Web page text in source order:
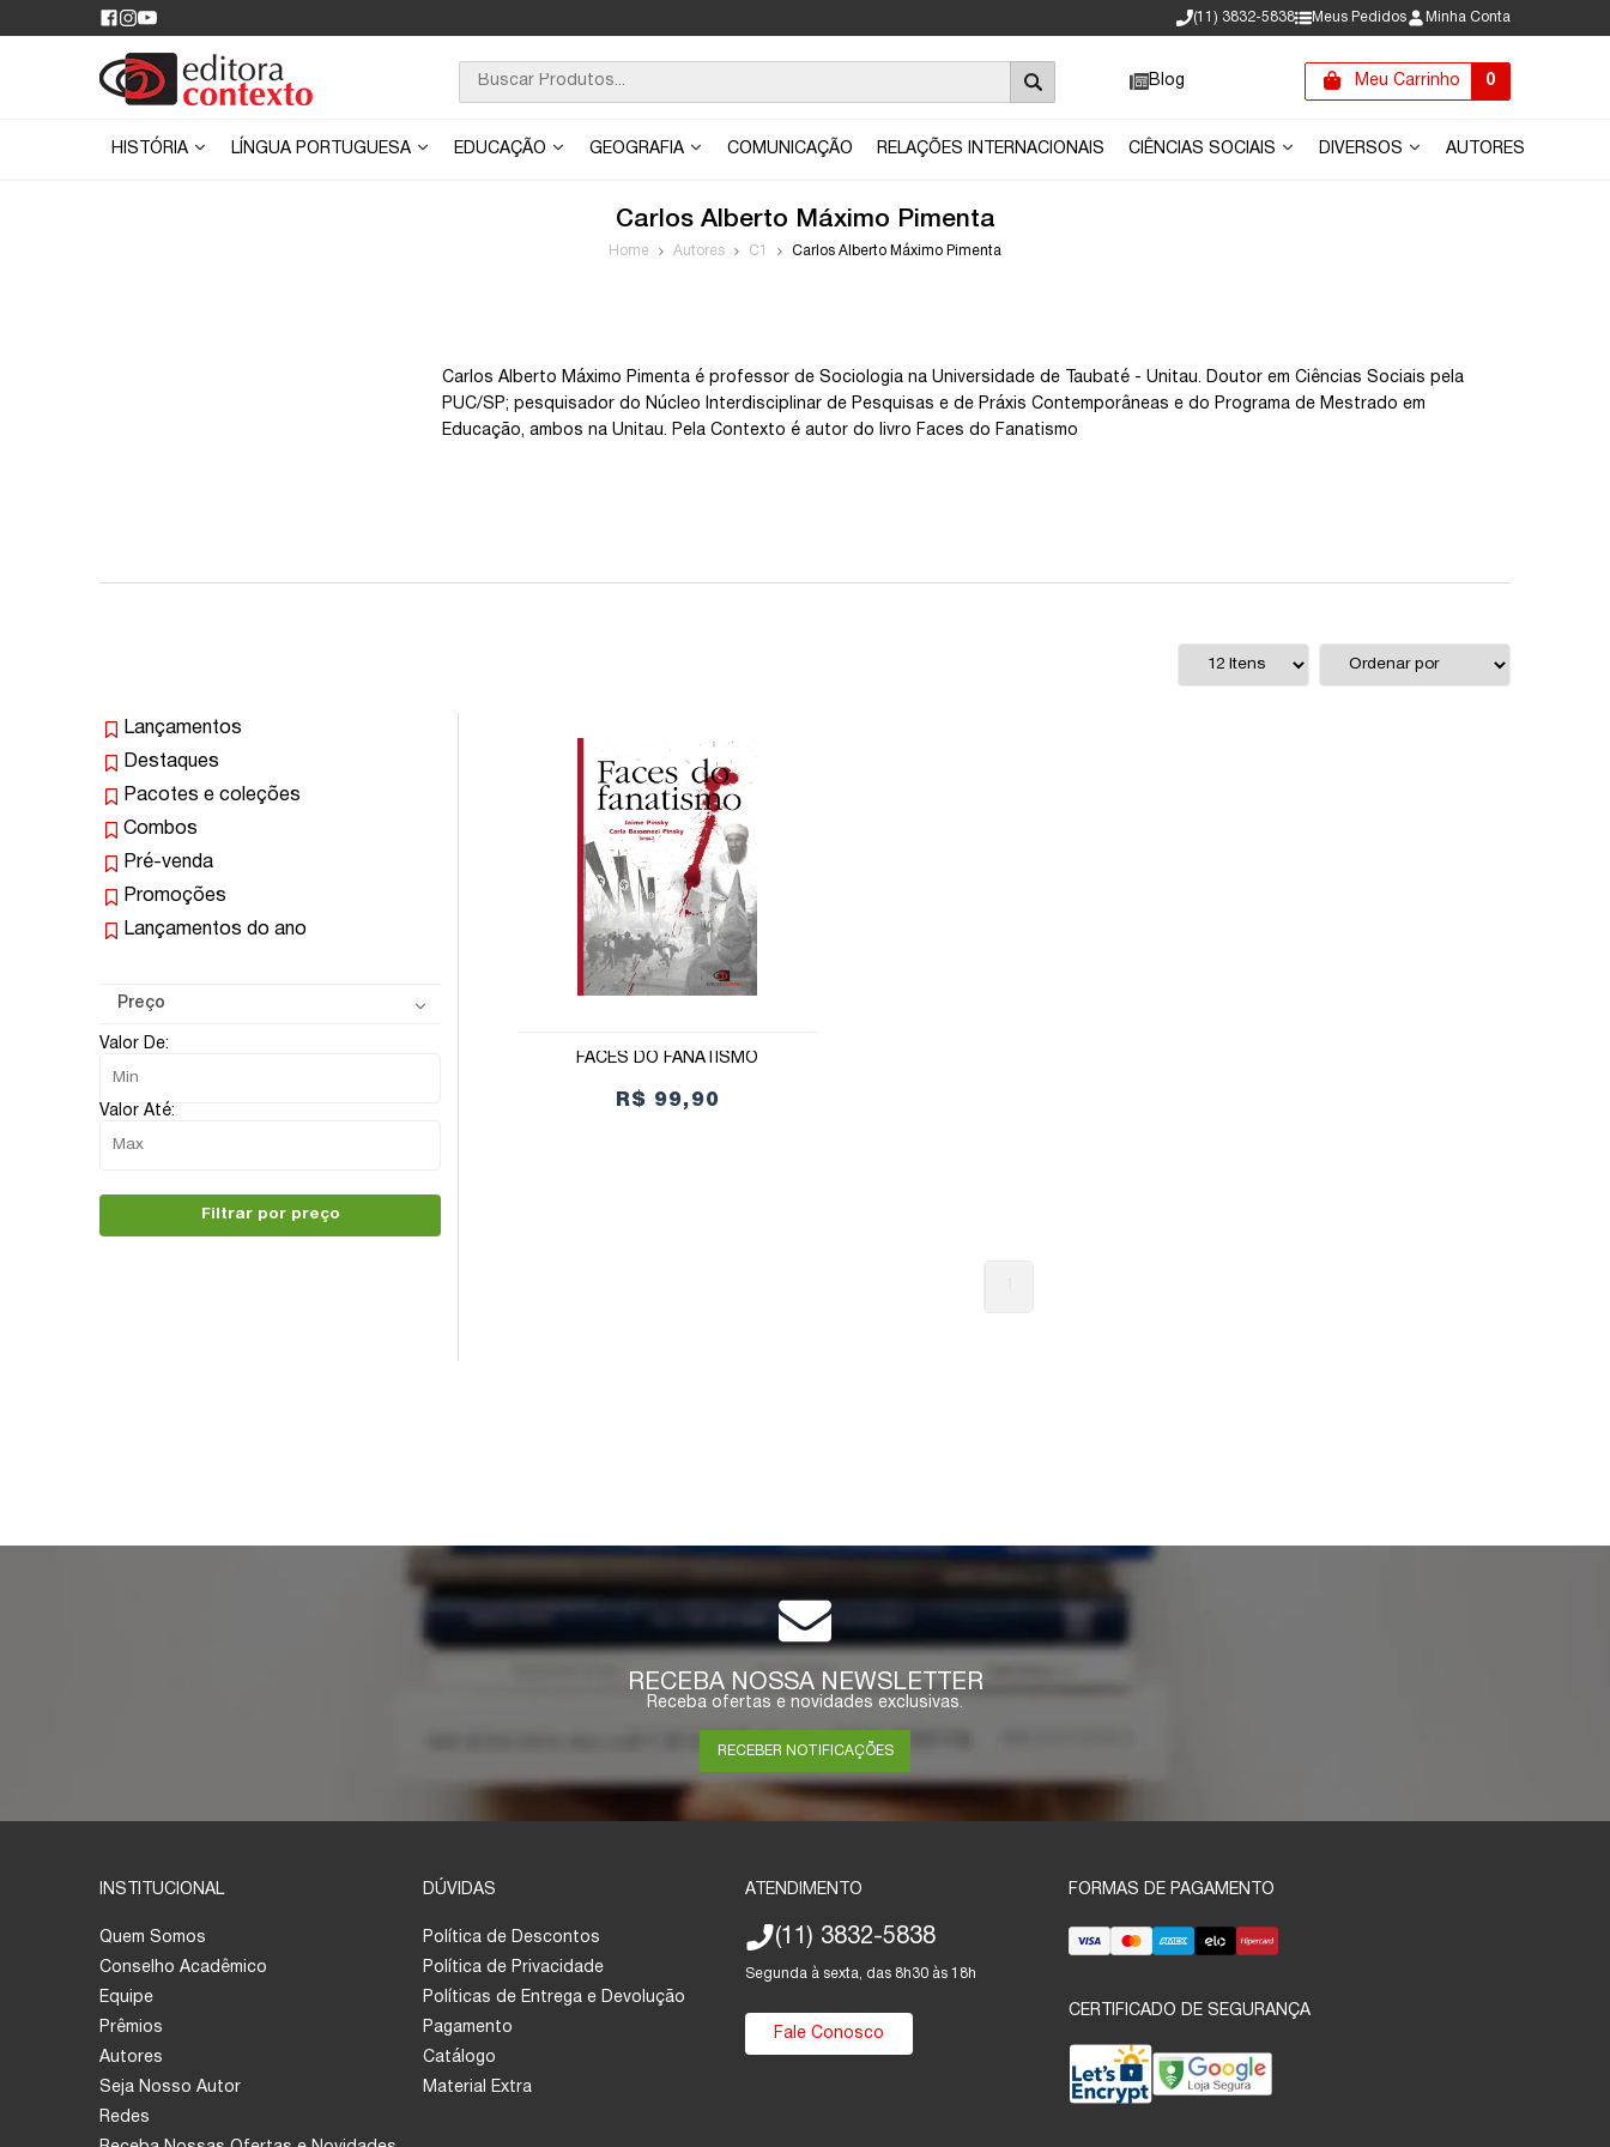
(11) 3832-5838 Meus Pedidos Minha Conta
Blog Meu Carrinho 0
HISTÓRIA LÍNGUA PORTUGUESA EDUCAÇÃO GEOGRAFIA COMUNICAÇÃO RELAÇÕES INTERNACIONAIS CIÊNCIAS SOCIAIS DIVERSOS AUTORES
Carlos Alberto Máximo Pimenta
Home Autores C1 Carlos Alberto Máximo Pimenta
Carlos Alberto Máximo Pimenta é professor de Sociologia na Universidade de Taubaté - Unitau. Doutor em Ciências Sociais pela
PUC/SP; pesquisador do Núcleo Interdisciplinar de Pesquisas e de Práxis Contemporâneas e do Programa de Mestrado em
Educação, ambos na Unitau. Pela Contexto é autor do livro Faces do Fanatismo
Lançamentos
Destaques
Pacotes e coleções
Combos
Pré-venda
Promoções
Lançamentos do ano
Preço
Valor De:
Valor Até:
Filtrar por preço
FACES DO FANATISMO
R$ 99,90
RECEBA NOSSA NEWSLETTER
Receba ofertas e novidades exclusivas.
RECEBER NOTIFICAÇÕES
INSTITUCIONAL
Quem Somos
Conselho Acadêmico
Equipe
Prêmios
Autores
Seja Nosso Autor
Redes
DÚVIDAS
Política de Descontos
Política de Privacidade
Políticas de Entrega e Devolução
Pagamento
Catálogo
Material Extra
ATENDIMENTO
(11) 3832-5838
Segunda à sexta, das 8h30 às 18h
Fale Conosco
FORMAS DE PAGAMENTO
CERTIFICADO DE SEGURANÇA